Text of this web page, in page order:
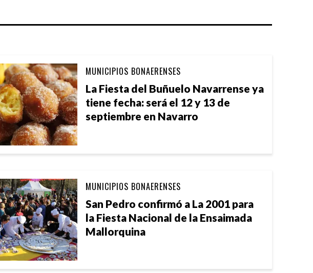
La Fiesta del Buñuelo Navarrense ya
tiene fecha: será el 12 y 13 de
septiembre en Navarro
MUNICIPIOS BONAERENSES
San Pedro confirmó a La 2001 para
la Fiesta Nacional de la Ensaimada
Mallorquina
MUNICIPIOS BONAERENSES